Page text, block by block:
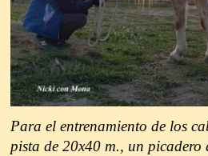
Para el entrenamiento de los
pista de 20x40 m., un picadero